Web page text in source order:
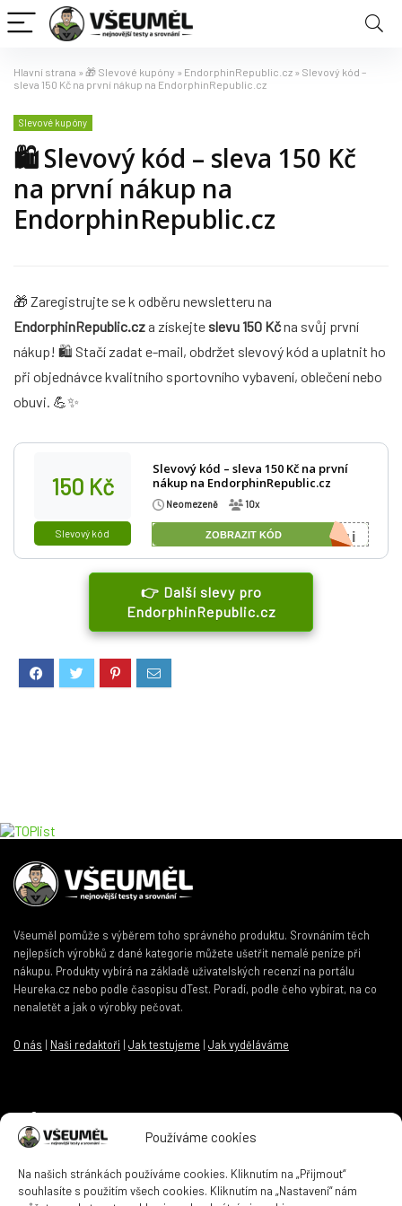
Používáme cookies
Na našich stránkách používáme cookies. Kliknutím na „Přijmout“
souhlasíte s použitím všech cookies. Kliknutím na „Nastavení“ nám
Hlavní strana » 🎁 Slevové kupóny » EndorphinRepublic.cz » Slevový kód –
sleva 150 Kč na první nákup na EndorphinRepublic.cz
Slevové kupóny
🛍️ Slevový kód – sleva 150 Kč
na první nákup na
EndorphinRepublic.cz
🎁 Zaregistrujte se k odběru newsletteru na
EndorphinRepublic.cz a získejteslevu 150 Kčna svůj první
nákup! 🛍️ Stačí zadat e-mail, obdržet slevový kód a uplatnit ho
při objednávce kvalitního sportovního vybavení, oblečení nebo
obuvi. 💪✨
150 Kč
Slevový kód
Slevový kód – sleva 150 Kč na první
nákup na EndorphinRepublic.cz
Neomezeně 10x
Gjqi
ZOBRAZIT KÓD
DO ESHOPU
👉 Další slevy pro
EndorphinRepublic.cz
Všeuměl pomůže s výběrem toho správného produktu. Srovnáním těch
nejlepších výrobků z dané kategorie můžete ušetřit nemalé peníze při
nákupu. Produkty vybírá na základě uživatelských recenzí na portálu
Heureka.cz nebo podle časopisu dTest. Poradí, podle čeho vybírat, na co
nenaletět a jak o výrobky pečovat.
O nás | Naši redaktoři | Jak testujeme | Jak vyděláváme
Informace